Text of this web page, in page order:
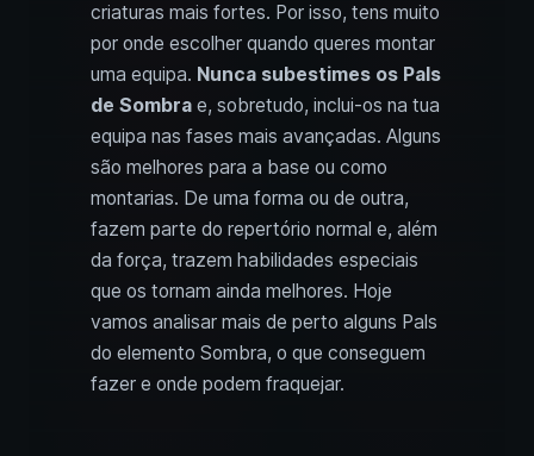
criaturas mais fortes. Por isso, tens muito
por onde escolher quando queres montar
uma equipa. Nunca subestimes os Pals
de Sombra e, sobretudo, inclui-os na tua
equipa nas fases mais avançadas. Alguns
são melhores para a base ou como
montarias. De uma forma ou de outra,
fazem parte do repertório normal e, além
da força, trazem habilidades especiais
que os tornam ainda melhores. Hoje
vamos analisar mais de perto alguns Pals
do elemento Sombra, o que conseguem
fazer e onde podem fraquejar.